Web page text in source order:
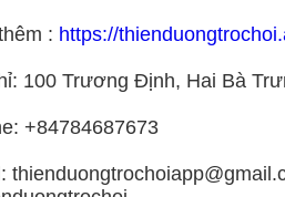
: https://
100 Trương Định, Hai Bà
+84784687673